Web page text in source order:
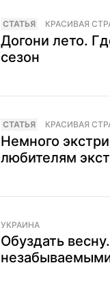
CТАТЬЯ КРАСИВАЯ
Догони лето.
сезон
CТАТЬЯ КРАСИВАЯ
Немного
любителям
УКРАИНА
Обуздать